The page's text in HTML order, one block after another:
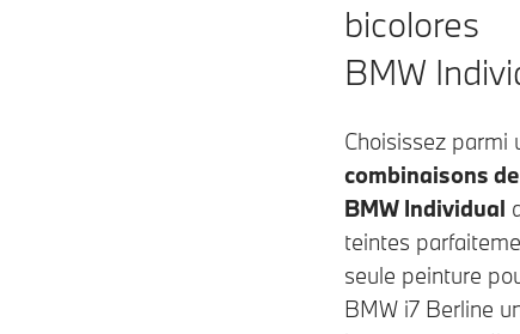
bicolores
BMW
Choisissez parmi
combinaisons
BMW Individual
teintes
seule peinture
BMW i7 Berline